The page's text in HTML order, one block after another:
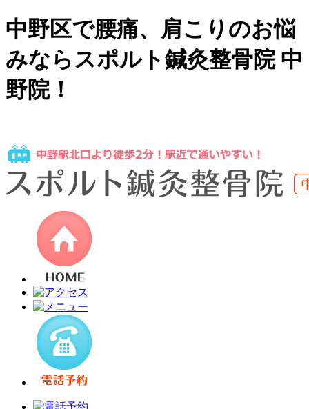
中野区で腰痛、肩こりのお悩
みならスポルト鍼灸整骨院 中
野院！